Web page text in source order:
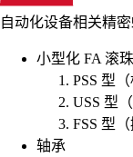
自动化设备相关精
小型化 FA 滚
PSS 型（
USS 型
FSS 型（
轴承